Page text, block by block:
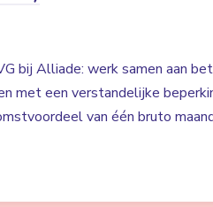
bij Alliade: werk samen aan
met een verstandelijke
van één bruto